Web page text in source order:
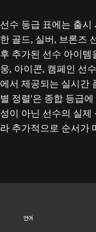
선수 등급 표에는 출시
한 골드, 실버, 브론즈
후 추가된 선수 아이템
웅, 아이콘, 캠페인 선
에서 제공되는 실시간
별 정렬'은 종합 등급
성이 아닌 선수의 실제
라 추가적으로 순서가
언어